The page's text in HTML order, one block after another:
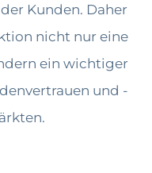
Kunden. Daher
nicht nur eine
ein wichtiger
und -